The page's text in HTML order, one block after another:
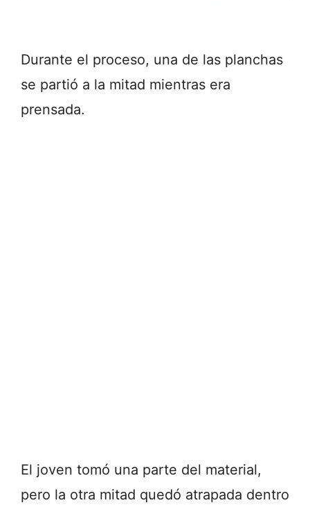
Durante el proceso, una de las planchas
se partió a la mitad mientras era
prensada.
El joven tomó una parte del material,
pero la otra mitad quedó atrapada dentro